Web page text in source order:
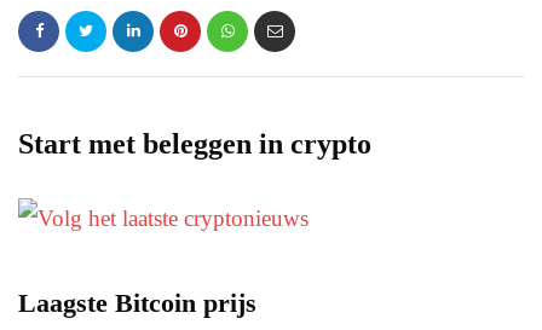
Start met beleggen in crypto
Laagste Bitcoin prijs